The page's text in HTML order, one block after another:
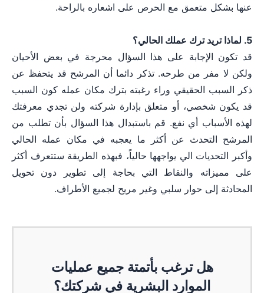
عنها بشكل متعمق مع الحرص على اشعاره بالراحة.
5. لماذا تريد ترك عملك الحالي؟
قد تكون الإجابة على هذا السؤال محرجة في بعض الأحيان
ولكن لا مفر من طرحه. تذكر دائما أن المرشح قد يتحفظ عن
ذكر السبب الحقيقي وراء رغبته بترك مكان عمله كون السبب
قد يكون شخصي، أو متعلق بإدارة شركته ولن تجدي معرفتك
لهذه الأسباب أي نفع. قم باستبدال هذا السؤال بأن تطلب من
المرشح التحدث عن أكثر ما يعجبه في مكان عمله الحالي
وأكبر التحديات الي يواجهها حالياً، فبهذه الطريقة ستتعرف أكثر
على مميزاته والنقاط التي بحاجة إلى تطوير دون تحويل
المحادثة إلى حوار سلبي وغير مريح لجميع الأطراف.
هل ترغب بأتمتة جميع عمليات
الموارد البشرية في شركتك؟